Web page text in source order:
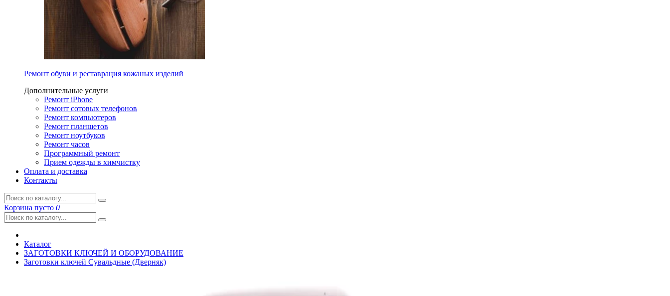
Ремонт обуви и реставрация кожаных изделий
Дополнительные услуги
Ремонт iPhone
Ремонт сотовых телефонов
Ремонт компьютеров
Ремонт планшетов
Ремонт ноутбуков
Ремонт часов
Программный ремонт
Прием одежды в химчистку
Оплата и доставка
Контакты
Корзина пусто 0
Каталог
ЗАГОТОВКИ КЛЮЧЕЙ И ОБОРУДОВАНИЕ
Заготовки ключей Сувальдные (Дверняк)